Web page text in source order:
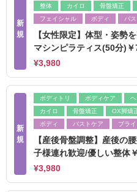
新
規
整体
カイロ 骨盤矯正
フェイシャル
ボディ バ
【女性限定】体型・姿勢
マシンピラティス(50分)
¥3,980
新
規
ボディトリ ボディケア
カイロ
骨盤矯正 OX脚矯
ボディ
バストケア ブラ
【産後骨盤調整】産後の
子様連れ歓迎/優しい整体
¥3,980